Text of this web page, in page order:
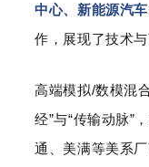
中心、新能源汽车
作，展现了技术
高端模拟/数模混
经”与“传输动脉”
通、美满等美系